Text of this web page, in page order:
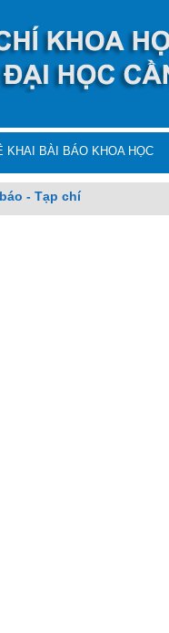
KHAI BÀI BÁO KHOA HỌC
- Tạp chí